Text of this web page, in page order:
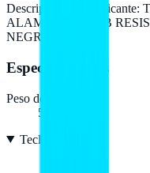
Descripción del fabricante:
ALAMBRICO USB
NEGRO
Especificaciones
Peso del teclado
550 g
Teclado